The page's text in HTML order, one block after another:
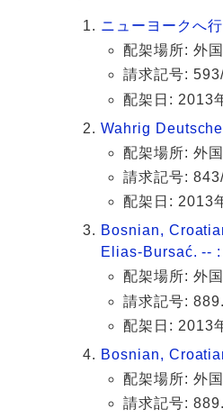
ニューヨークへ
配架場所: 外
請求記号:
配架日: 2013
Wahrig
配架場所: 外
請求記号:
配架日: 2013
Bosnian,
Elias-Bursać. --
配架場所: 外
請求記号:
配架日: 2013
Bosnian,
配架場所: 外
請求記号: